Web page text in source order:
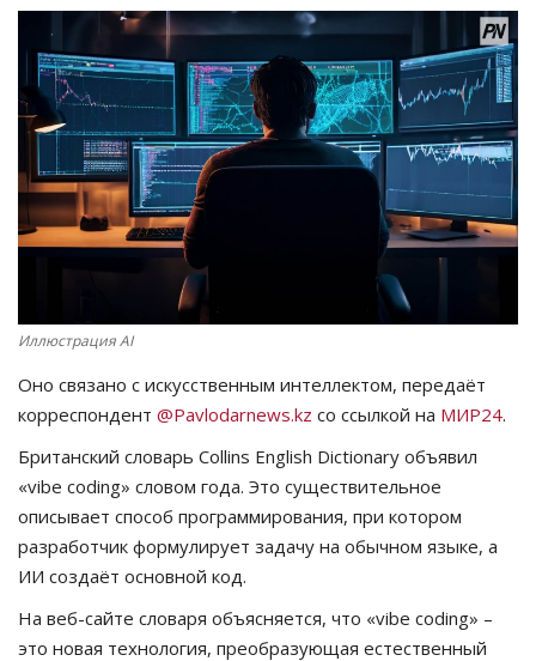
МИР
СПЕЦПРОЕКТЫ
СПОРТ
Чек-лист
OFFICIAL
Курултай
Язык
Қазақша Русский
Иллюстрация AI
Оно связано с искусственным интеллектом, передаёт
корреспондент @Pavlodarnews.kz со ссылкой на МИР24.
Британский словарь Collins English Dictionary объявил
«vibe coding» словом года. Это существительное
описывает способ программирования, при котором
разработчик формулирует задачу на обычном языке, а
ИИ создаёт основной код.
На веб-сайте словаря объясняется, что «vibe coding» –
это новая технология, преобразующая естественный